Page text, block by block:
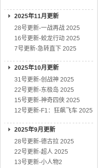
2025年11月更新
28号更新-一战再战 2025
16号更新-蛟龙行动 2025
7号更新-急转直下 2025
2025年10月更新
31号更新-创战神 2025
22号更新-东极岛 2025
15号更新-神奇四侠 2025
12号更新-F1：狂飙飞车 2025
2025年9月更新
28号更新-德古拉 2025
22号更新-超人 2025
13号更新-小人物2